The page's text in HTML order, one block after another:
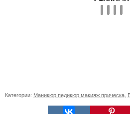
Категории: Маникюр педикюр макияж прическа